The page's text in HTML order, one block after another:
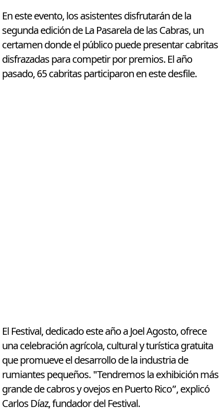
En este evento, los asistentes disfrutarán de la
segunda edición de La Pasarela de las Cabras, un
certamen donde el público puede presentar cabritas
disfrazadas para competir por premios. El año
pasado, 65 cabritas participaron en este desfile.
El Festival, dedicado este año a Joel Agosto, ofrece
una celebración agrícola, cultural y turística gratuita
que promueve el desarrollo de la industria de
rumiantes pequeños. "Tendremos la exhibición más
grande de cabros y ovejos en Puerto Rico”, explicó
Carlos Díaz, fundador del Festival.